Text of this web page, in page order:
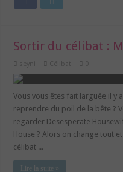
Sortir du célibat :
seyni Célibat
Vous vous êtes fait larguée il y
reprendre du poil de la bête ?
regarder Desesperate
House ? Alors on change tout
célibat ...
Lire la suite »